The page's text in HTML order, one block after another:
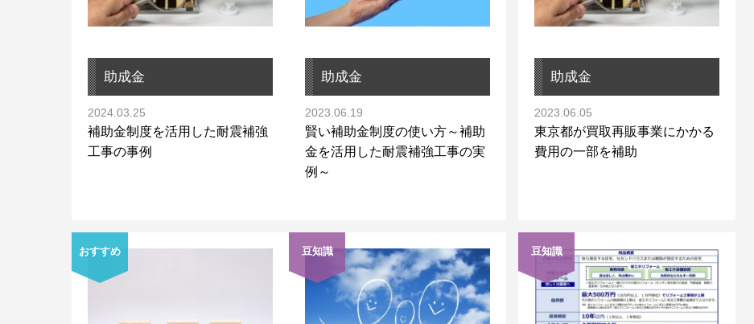
助成金
2024.03.25
補助金制度を活用した耐震補強
工事の事例
助成金
2023.06.19
賢い補助金制度の使い方～補助
金を活用した耐震補強工事の実
例～
助成金
2023.06.05
東京都が買取再販事業にかかる
費用の一部を補助
おすすめ 豆知識 豆知識